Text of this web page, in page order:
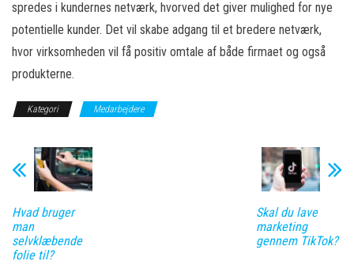
spredes i kundernes netværk, hvorved det giver mulighed for nye
potentielle kunder. Det vil skabe adgang til et bredere netværk,
hvor virksomheden vil få positiv omtale af både firmaet og også
produkterne.
Kategori Medarbejdere
Hvad bruger
man
selvklæbende
folie til?
Skal du lave
marketing
gennem TikTok?